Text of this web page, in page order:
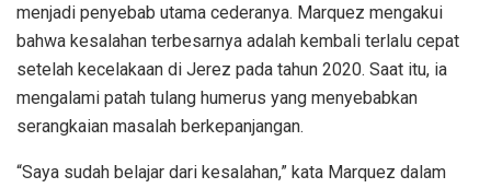
menjadi penyebab utama cederanya. Marquez mengakui
bahwa kesalahan terbesarnya adalah kembali terlalu cepat
setelah kecelakaan di Jerez pada tahun 2020. Saat itu, ia
mengalami patah tulang humerus yang menyebabkan
serangkaian masalah berkepanjangan.
“Saya sudah belajar dari kesalahan,” kata Marquez dalam